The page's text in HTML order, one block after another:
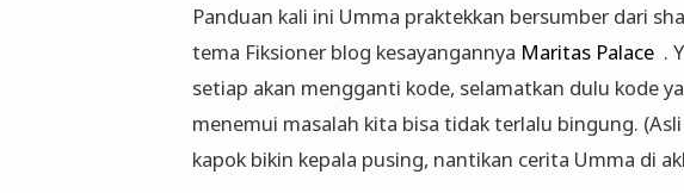
Panduan kali ini Umma praktekkan bersumber dari
tema Fiksioner blog kesayangannya Maritas Palace .
setiap akan mengganti kode, selamatkan dulu kode
menemui masalah kita bisa tidak terlalu bingung.
kapok bikin kepala pusing, nantikan cerita Umma di